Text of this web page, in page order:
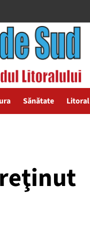
Sănătate Litoral